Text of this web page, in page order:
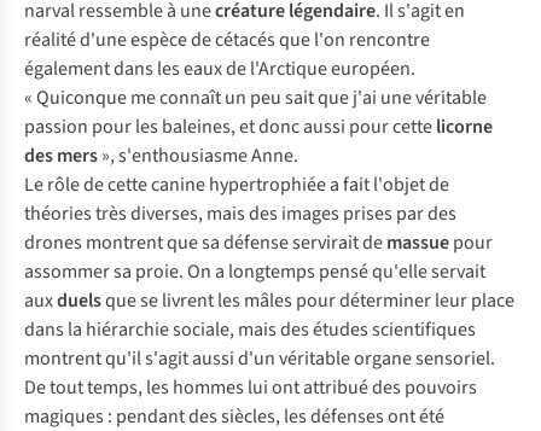
narval ressemble à unecréature légendaire. Il s'agit en
réalité d'une espèce de cétacés que l'on rencontre
également dans les eaux de l'Arctique européen.
« Quiconque me connaît un peu sait que j'ai une véritable
passion pour les baleines, et donc aussi pour cettelicorne
des mers», s'enthousiasme Anne.
Le rôle de cette canine hypertrophiée a fait l'objet de
théories très diverses, mais des images prises par des
drones montrent que sa défense servirait demassuepour
assommer sa proie. On a longtemps pensé qu'elle servait
auxduelsque se livrent les mâles pour déterminer leur place
dans la hiérarchie sociale, mais des études scientifiques
montrent qu'il s'agit aussi d'un véritable organe sensoriel.
De tout temps, les hommes lui ont attribué des pouvoirs
magiques : pendant des siècles, les défenses ont été